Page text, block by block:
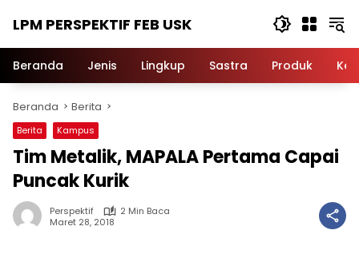
LPM PERSPEKTIF FEB USK
Beranda Jenis Lingkup Sastra Produk
Beranda Berita
Berita Kampus
Tim Metalik, MAPALA Pertama Capai
Puncak Kurik
Perspektif
2 Min Baca
Maret 28, 2018